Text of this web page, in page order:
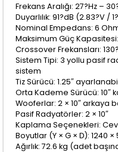
Frekans Aralığı: 27?Hz –
Duyarlılık: 91?dB (2.83?V /
Nominal Empedans: 6
Maksimum Güç
Crossover Frekansları:
Sistem Tipi: 3 yollu pasif
sistem
Tiz Sürücü: 1.25″
Orta Kademe Sürücü: 10″
Wooferlar: 2 × 10″ arkaya
Pasif Radyatörler: 2 × 10″
Kaplama Seçenekleri:
Boyutlar (Y × G × D): 1240
Ağırlık: 72.6 kg (adet